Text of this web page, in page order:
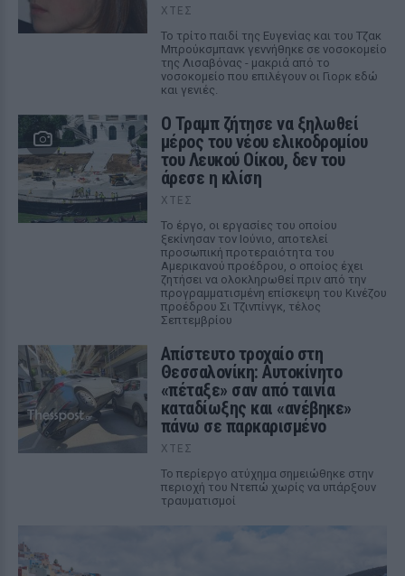
ΧΤΕΣ
Το τρίτο παιδί της Ευγενίας και του Τζακ
Μπρούκσμπανκ γεννήθηκε σε νοσοκομείο
της Λισαβόνας - μακριά από το
νοσοκομείο που επιλέγουν οι Γιορκ εδώ
και γενιές.
Ο Τραμπ ζήτησε να ξηλωθεί
μέρος του νέου ελικοδρομίου
του Λευκού Οίκου, δεν του
άρεσε η κλίση
ΧΤΕΣ
Το έργο, οι εργασίες του οποίου
ξεκίνησαν τον Ιούνιο, αποτελεί
προσωπική προτεραιότητα του
Αμερικανού προέδρου, ο οποίος έχει
ζητήσει να ολοκληρωθεί πριν από την
προγραμματισμένη επίσκεψη του Κινέζου
προέδρου Σι Τζινπίνγκ, τέλος
Σεπτεμβρίου
Απίστευτο τροχαίο στη
Θεσσαλονίκη: Αυτοκίνητο
«πέταξε» σαν από ταινία
καταδίωξης και «ανέβηκε»
πάνω σε παρκαρισμένο
ΧΤΕΣ
Το περίεργο ατύχημα σημειώθηκε στην
περιοχή του Ντεπώ χωρίς να υπάρξουν
τραυματισμοί